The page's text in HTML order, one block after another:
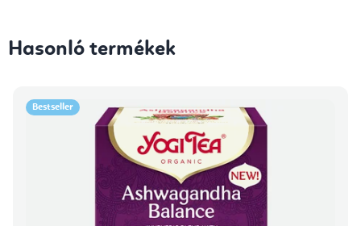
Hasonló termékek
Bestseller